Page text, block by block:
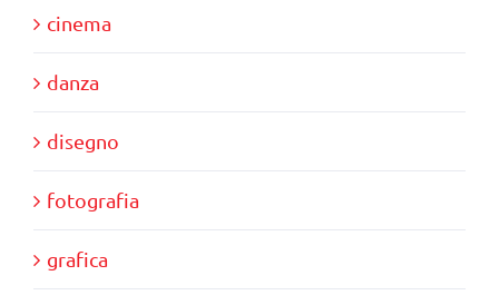
cinema
danza
disegno
fotografia
grafica